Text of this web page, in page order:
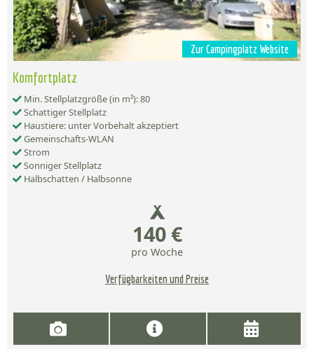
Zur Campingplatz Website
Komfortplatz
Min. Stellplatzgröße (in m²): 80
Schattiger Stellplatz
Haustiere: unter Vorbehalt akzeptiert
Gemeinschafts-WLAN
Strom
Sonniger Stellplatz
Halbschatten / Halbsonne
140 €
pro Woche
Verfügbarkeiten und Preise